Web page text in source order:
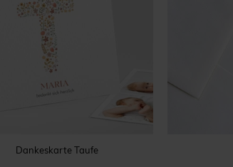
Dankeskarte Taufe